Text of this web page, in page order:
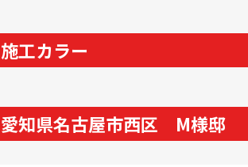
施工カラー
愛知県名古屋市西区 M様邸